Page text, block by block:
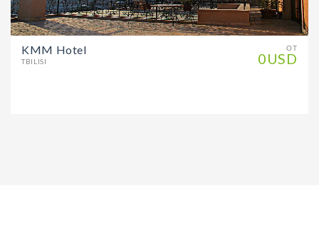
ОТ
0USD
KMM Hotel
TBILISI